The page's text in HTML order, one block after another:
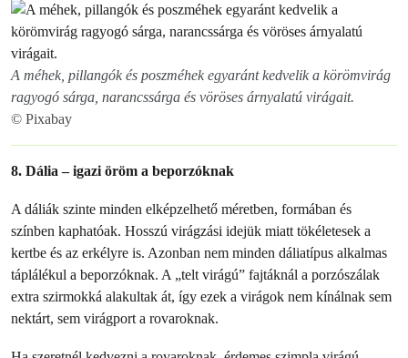
A méhek, pillangók és poszméhek egyaránt kedvelik a körömvirág
ragyogó sárga, narancssárga és vöröses árnyalatú virágait.
© Pixabay
8. Dália – igazi öröm a beporzóknak
A dáliák szinte minden elképzelhető méretben, formában és
színben kaphatóak. Hosszú virágzási idejük miatt tökéletesek a
kertbe és az erkélyre is. Azonban nem minden dáliatípus alkalmas
táplálékul a beporzóknak. A „telt virágú” fajtáknál a porzószálak
extra szirmokká alakultak át, így ezek a virágok nem kínálnak sem
nektárt, sem virágport a rovaroknak.